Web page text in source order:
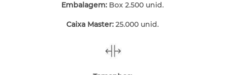
Embalagem: Box 2.500 unid.
Caixa Master: 25.000 unid.